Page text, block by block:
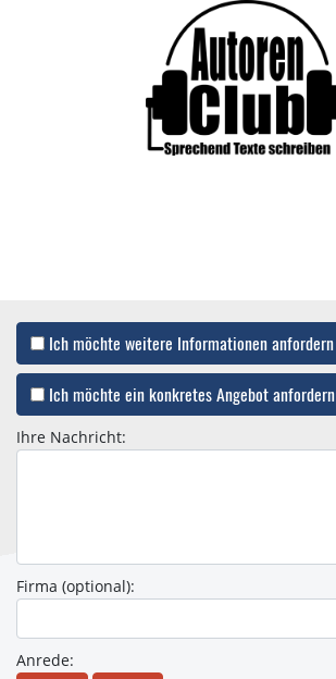
Ich möchte weitere Informationen anfordern
Ich möchte ein konkretes Angebot anfordern
Ihre Nachricht:
Firma (optional):
Anrede: